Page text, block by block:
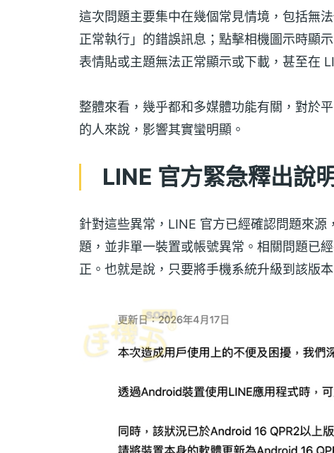
這次問題主要集中在幾個常見情境，包括無
正常執行」的錯誤訊息；點擊相機圖示時顯
表情貼或主題無法正常顯示或下載，甚至在
整體來看，幾乎都和多媒體功能有關，對於
的人來說，影響其實蠻明顯。
LINE 官方緊急釋出說
針對這些異常，LINE 官方已經確認問題來
題，並非單一裝置或帳號異常。相關問題已
正。也就是說，只要將手機系統升級到該版